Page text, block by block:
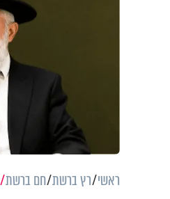
ראשי רץ ברשת חם ברשת